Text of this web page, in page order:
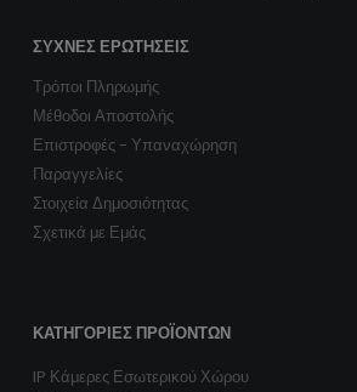
ΣΥΧΝΈΣ ΕΡΩΤΉΣΕΙΣ
Τρόποι Πληρωμής
Μέθοδοι Αποστολής
Επιστροφές - Υπαναχώρηση
Παραγγελίες
Στοιχεία Δημοσιότητας
Σχετικά με Εμάς
ΚΑΤΗΓΟΡΊΕΣ ΠΡΟΪΌΝΤΩΝ
IP Κάμερες Εσωτερικού Χώρου